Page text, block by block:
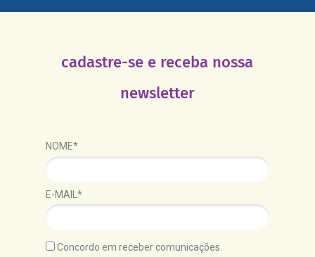
cadastre-se e receba nossa
newsletter
NOME*
E-MAIL*
Concordo em receber comunicações.